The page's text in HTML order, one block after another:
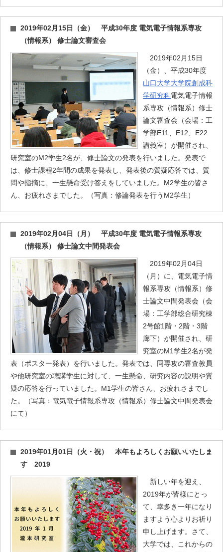
2019年02月15日（金） 平成30年度 電気電子情報系専攻
（情報系） 修士論文審査会
2019年02月15日
（金）、平成30年度
山口大学大学院創成科
学研究科電気電子情報
系専攻（情報系）修士
論文審査会（会場：工
学部E11、E12、E22
講義室）が開催され、
研究室のM2学生2名が、修士論文の発表を行いました。発表で
は、修士課程2年間の成果を発表し、発表後の質疑応答では、質
問や指摘に、一生懸命受け答えをしていました。M2学生の皆さ
ん、お疲れさまでした。（写真：修論発表を行うM2学生）
2019年02月04日（月） 平成30年度 電気電子情報系専攻
（情報系） 修士論文中間発表会
2019年02月04日
（月）に、電気電子情
報系専攻（情報系）修
士論文中間発表会（会
場：工学部総合研究棟
2号館1階・2階・3階
廊下）が開催され、研
究室のM1学生2名が発
表（ポスター発表）を行いました。発表では、同専攻の審査教員
や他研究室の聴講学生に対して、一生懸命、研究内容の説明や質
疑の応答を行っていました。M1学生の皆さん、お疲れさまでし
た。（写真：電気電子情報系専攻（情報系）修士論文中間発表会
にて）
2019年01月01日（火・祝） 本年もよろしくお願いいたしま
す 2019
新しい年を迎え、
2019年が皆様にとっ
て、幸多き一年になり
ますよう心よりお祈り
申し上げます。さて、
大学では、これからの